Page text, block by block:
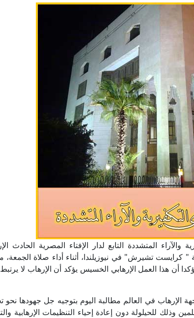
والآراء المتشددة التابع لدار الإفتاء المصرية الحادث
20 آخرين، مؤكدا أن هذا العمل الإرهابي الخسيس يؤكد أن الإرهاب لا
الإرهاب في العالم مطالبة اليوم بتوجيه جل جهودها نحو
وذلك للحيلولة دون إعادة إحياء التنظيمات الإرهابية